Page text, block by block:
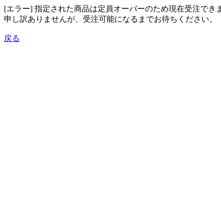
[エラー] 指定された商品は定員オーバーのため現在受注でき
申し訳ありませんが、受注可能になるまでお待ちください。
戻る